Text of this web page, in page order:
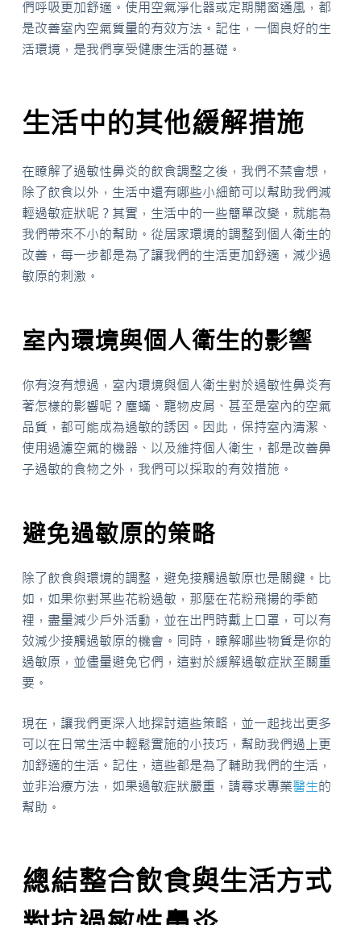
們呼吸更加舒適。使用空氣淨化器或定期開窗通風，都
是改善室內空氣質量的有效方法。記住，一個良好的生
活環境，是我們享受健康生活的基礎。
生活中的其他緩解措施
在瞭解了過敏性鼻炎的飲食調整之後，我們不禁會想，
除了飲食以外，生活中還有哪些小細節可以幫助我們減
輕過敏症狀呢？其實，生活中的一些簡單改變，就能為
我們帶來不小的幫助。從居家環境的調整到個人衛生的
改善，每一步都是為了讓我們的生活更加舒適，減少過
敏原的刺激。
室內環境與個人衛生的影響
你有沒有想過，室內環境與個人衛生對於過敏性鼻炎有
著怎樣的影響呢？塵蟎、寵物皮屑、甚至是室內的空氣
品質，都可能成為過敏的誘因。因此，保持室內清潔、
使用過濾空氣的機器、以及維持個人衛生，都是改善鼻
子過敏的食物之外，我們可以採取的有效措施。
避免過敏原的策略
除了飲食與環境的調整，避免接觸過敏原也是關鍵。比
如，如果你對某些花粉過敏，那麼在花粉飛揚的季節
裡，盡量減少戶外活動，並在出門時戴上口罩，可以有
效減少接觸過敏原的機會。同時，瞭解哪些物質是你的
過敏原，並儘量避免它們，這對於緩解過敏症狀至關重
要。
現在，讓我們更深入地探討這些策略，並一起找出更多
可以在日常生活中輕鬆實施的小技巧，幫助我們過上更
加舒適的生活。記住，這些都是為了輔助我們的生活，
並非治療方法，如果過敏症狀嚴重，請尋求專業醫生的
幫助。
總結整合飲食與生活方式